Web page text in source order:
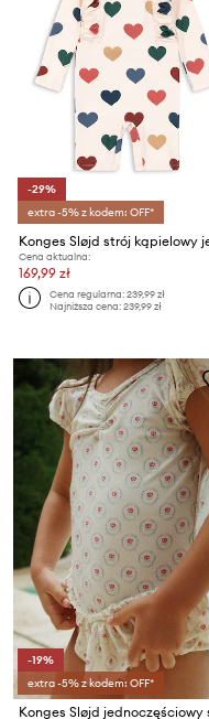
-29%
extra -5% z kodem: OFF*
Cena aktualna:
169,99 zł
Cena regularna:239,99 zł
Najniższa cena:239,99 zł
-19%
extra -5% z kodem: OFF*